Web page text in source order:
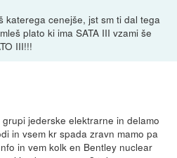
katerega cenejše, jst sm ti dal tega
plato ki ima SATA III vzami še
III!!!
jederske elektrarne in delamo
in vsem kr spada zravn mamo pa
in vem kolk en Bentley nuclear